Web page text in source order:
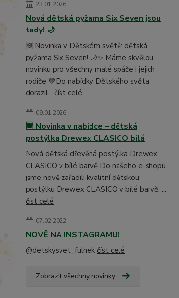
23.01.2026
Nová dětská pyžama Six Seven jsou
tady! 🌙
🆕 Novinka v Dětském světě: dětská
pyžama Six Seven! 🌙✨ Máme skvělou
novinku pro všechny malé spáče i jejich
rodiče 💙Do nabídky Dětského světa
dorazil... číst celé
09.01.2026
🆕 Novinka v nabídce – dětská
postýlka Drewex CLASICO bílá
Nová dětská dřevěná postýlka Drewex
CLASICO v bílé barvě Do našeho e-shopu
jsme nově zařadili kvalitní dětskou
postýlku Drewex CLASICO v bílé barvě, ...
číst celé
07.02.2022
NOVĚ NA INSTAGRAMU!
@detskysvet_fulnek číst celé
Zobrazit všechny novinky